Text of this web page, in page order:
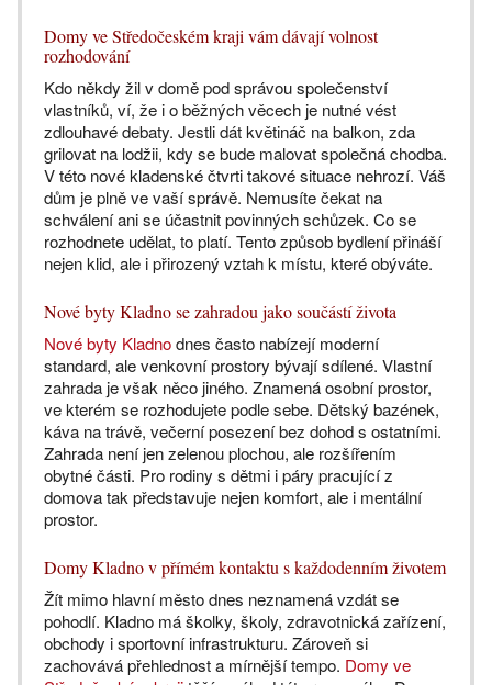
Domy ve Středočeském kraji vám dávají volnost
rozhodování
Kdo někdy žil v domě pod správou společenství
vlastníků, ví, že i o běžných věcech je nutné vést
zdlouhavé debaty. Jestli dát květináč na balkon, zda
grilovat na lodžii, kdy se bude malovat společná chodba.
V této nové kladenské čtvrti takové situace nehrozí. Váš
dům je plně ve vaší správě. Nemusíte čekat na
schválení ani se účastnit povinných schůzek. Co se
rozhodnete udělat, to platí. Tento způsob bydlení přináší
nejen klid, ale i přirozený vztah k místu, které obýváte.
Nové byty Kladno se zahradou jako součástí života
Nové byty Kladnodnes často nabízejí moderní
standard, ale venkovní prostory bývají sdílené. Vlastní
zahrada je však něco jiného. Znamená osobní prostor,
ve kterém se rozhodujete podle sebe. Dětský bazének,
káva na trávě, večerní posezení bez dohod s ostatními.
Zahrada není jen zelenou plochou, ale rozšířením
obytné části. Pro rodiny s dětmi i páry pracující z
domova tak představuje nejen komfort, ale i mentální
prostor.
Domy Kladno v přímém kontaktu s každodenním životem
Žít mimo hlavní město dnes neznamená vzdát se
pohodlí. Kladno má školky, školy, zdravotnická zařízení,
obchody i sportovní infrastrukturu. Zároveň si
zachovává přehlednost a mírnější tempo. Domy ve